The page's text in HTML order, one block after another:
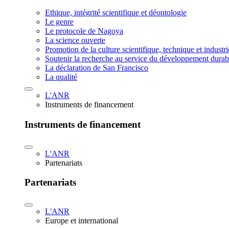
Ethique, intégrité scientifique et déontologie
Le genre
Le protocole de Nagoya
La science ouverte
Promotion de la culture scientifique, technique et
Soutenir la recherche au service du développement
La déclaration de San Francisco
La qualité
L'ANR
Instruments de financement
Instruments de financement
L'ANR
Partenariats
Partenariats
L'ANR
Europe et international